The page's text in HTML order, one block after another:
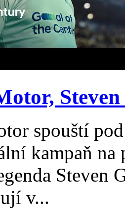
spouští
kampaň
Steven
v...